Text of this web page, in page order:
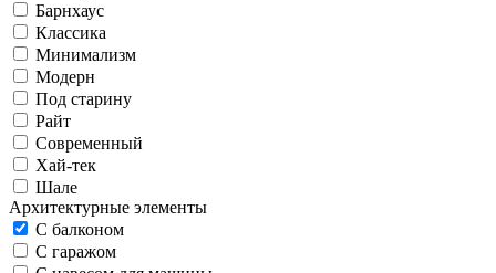
Барнхаус
Классика
Минимализм
Модерн
Под старину
Райт
Современный
Хай-тек
Шале
Архитектурные элементы
С балконом
С гаражом